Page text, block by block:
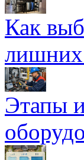
Как
лишних
Этапы